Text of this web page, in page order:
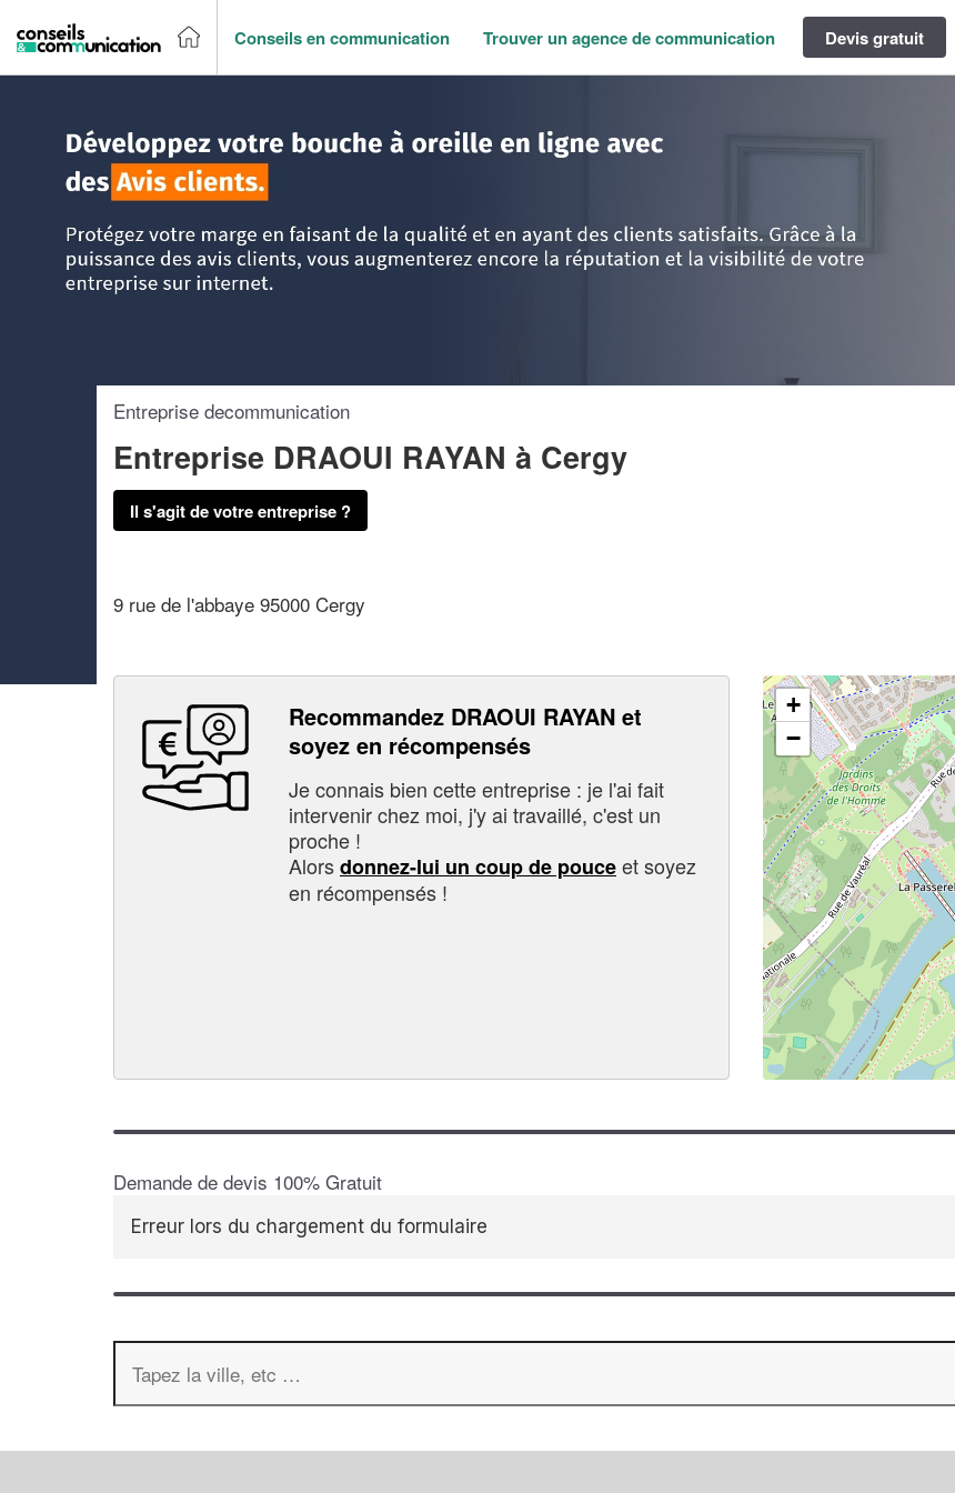
Conseils en communication Trouver un agence de communication Devis gratuit
Entreprise decommunication
Entreprise DRAOUI RAYAN à Cergy
Il s'agit de votre entreprise ?
9 rue de l'abbaye 95000 Cergy
Recommandez DRAOUI RAYAN et
soyez en récompensés
Je connais bien cette entreprise : je l'ai fait
intervenir chez moi, j'y ai travaillé, c'est un
proche !
Alorsdonnez-lui un coup de pouceet soyez
en récompensés !
+
−
Demande de devis 100% Gratuit
Erreur lors du chargement du formulaire